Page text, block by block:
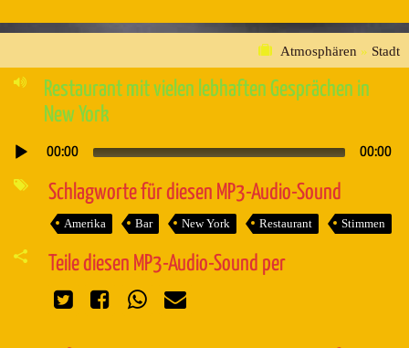
Atmosphären » Stadt
Restaurant mit vielen lebhaften Gesprächen in
New York
Audio-
00:00 00:00
Schlagworte für diesen MP3-Audio-Sound
Amerika Bar New York Restaurant Stimmen
Teile diesen MP3-Audio-Sound per